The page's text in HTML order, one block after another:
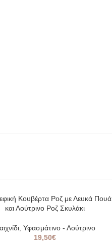
Κουβέρτα Ροζ με Λευκά Πουά
και Λούτρινο Ροζ Σκυλάκι
, Υφασμάτινο - Λούτρινο
19,50€